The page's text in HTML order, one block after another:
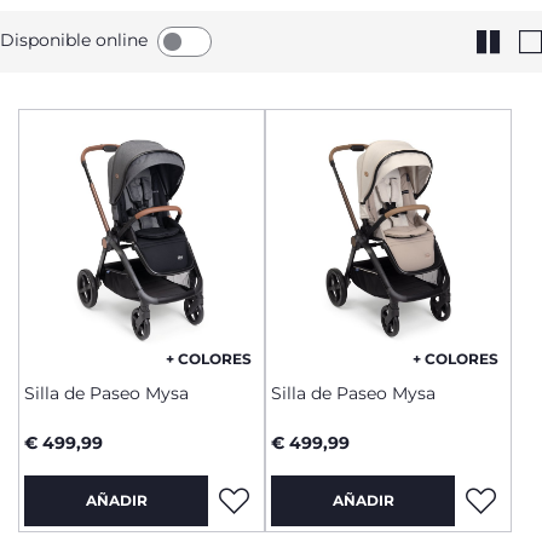
Disponible online
+ COLORES
Silla de Paseo Mysa
€ 499,99
AÑADIR
+ COLORES
Silla de Paseo Mysa
€ 499,99
AÑADIR